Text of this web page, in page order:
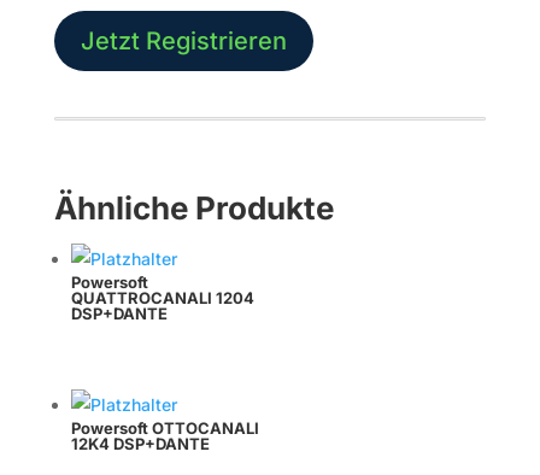
Jetzt Registrieren
Ähnliche Produkte
Powersoft
QUATTROCANALI 1204
DSP+DANTE
Powersoft OTTOCANALI
12K4 DSP+DANTE